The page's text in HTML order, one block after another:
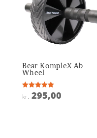
Bear KompleX Ab
Wheel
Vurderet
5
kr. 295,00